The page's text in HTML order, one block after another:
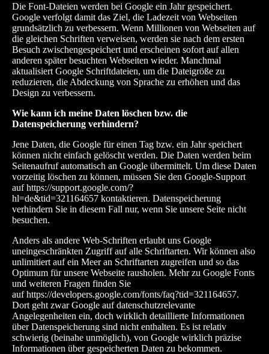
Die Font-Dateien werden bei Google ein Jahr gespeichert.
Google verfolgt damit das Ziel, die Ladezeit von Webseiten
grundsätzlich zu verbessern. Wenn Millionen von Webseiten auf
die gleichen Schriften verweisen, werden sie nach dem ersten
Besuch zwischengespeichert und erscheinen sofort auf allen
anderen später besuchten Webseiten wieder. Manchmal
aktualisiert Google Schriftdateien, um die Dateigröße zu
reduzieren, die Abdeckung von Sprache zu erhöhen und das
Design zu verbessern.
Wie kann ich meine Daten löschen bzw. die
Datenspeicherung verhindern?
Jene Daten, die Google für einen Tag bzw. ein Jahr speichert
können nicht einfach gelöscht werden. Die Daten werden beim
Seitenaufruf automatisch an Google übermittelt. Um diese Daten
vorzeitig löschen zu können, müssen Sie den Google-Support
aufhttps://support.google.com/?
hl=de&tid=321164657 kontaktieren. Datenspeicherung
verhindern Sie in diesem Fall nur, wenn Sie unsere Seite nicht
besuchen.
Anders als andere Web-Schriften erlaubt uns Google
uneingeschränkten Zugriff auf alle Schriftarten. Wir können also
unlimitiert auf ein Meer an Schriftarten zugreifen und so das
Optimum für unsere Webseite rausholen. Mehr zu Google Fonts
und weiteren Fragen finden Sie
aufhttps://developers.google.com/fonts/faq?tid=321164657.
Dort geht zwar Google auf datenschutzrelevante
Angelegenheiten ein, doch wirklich detaillierte Informationen
über Datenspeicherung sind nicht enthalten. Es ist relativ
schwierig (beinahe unmöglich), von Google wirklich präzise
Informationen über gespeicherten Daten zu bekommen.